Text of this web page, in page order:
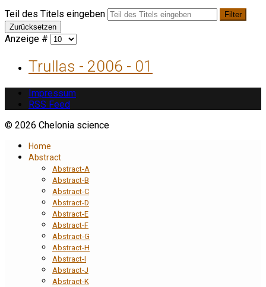
Teil des Titels eingeben
Filter
Zurücksetzen
Anzeige #
Trullas - 2006 - 01
Impressum
RSS Feed
© 2026 Chelonia science
Home
Abstract
Abstract-A
Abstract-B
Abstract-C
Abstract-D
Abstract-E
Abstract-F
Abstract-G
Abstract-H
Abstract-I
Abstract-J
Abstract-K